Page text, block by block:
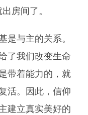
房间了。
是与主的关系。
了我们改变生命
带着能力的，就
活。因此，信仰
建立真实美好的